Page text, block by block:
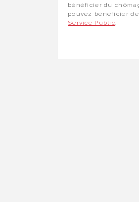
bénéficier du
pouvez bénéficier
Service Public